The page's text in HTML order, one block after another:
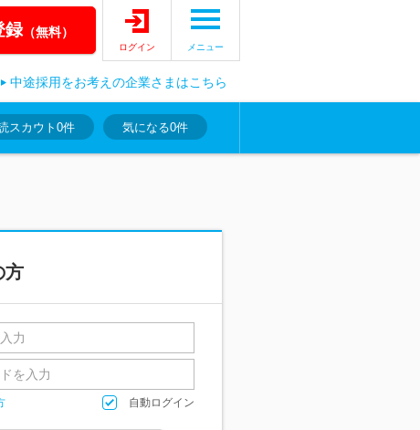
録（無料）
ログイン メニュー
中途採用をお考えの企業さまはこちら
スカウト 0件 気になる0件
方
自動ログイン